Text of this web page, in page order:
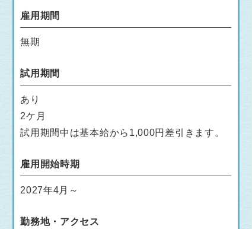
雇用期間
無期
試用期間
あり
2ケ月
試用期間中は基本給から1,000円差引きます。
雇用開始時期
2027年4月～
勤務地・アクセス